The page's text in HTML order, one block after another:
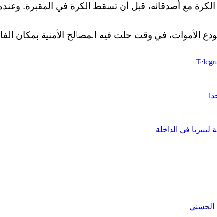
الكرة مع أصدقائه، قبل أن تسقط الكرة في المقبرة.
في وقت حلت فيه المصالح الأمنية بمكان
في الداخلة
الحسني